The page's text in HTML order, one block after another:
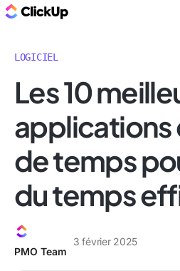
LOGICIEL
Les 10
applications
de temps
du temps
PMO Team
3 février 2025